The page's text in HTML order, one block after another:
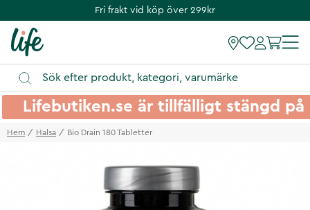
Fri frakt vid köp över 299kr
Lifebutiken.se är tillfälligt stängd
Hem Halsa Bio Drain 180 Tabletter